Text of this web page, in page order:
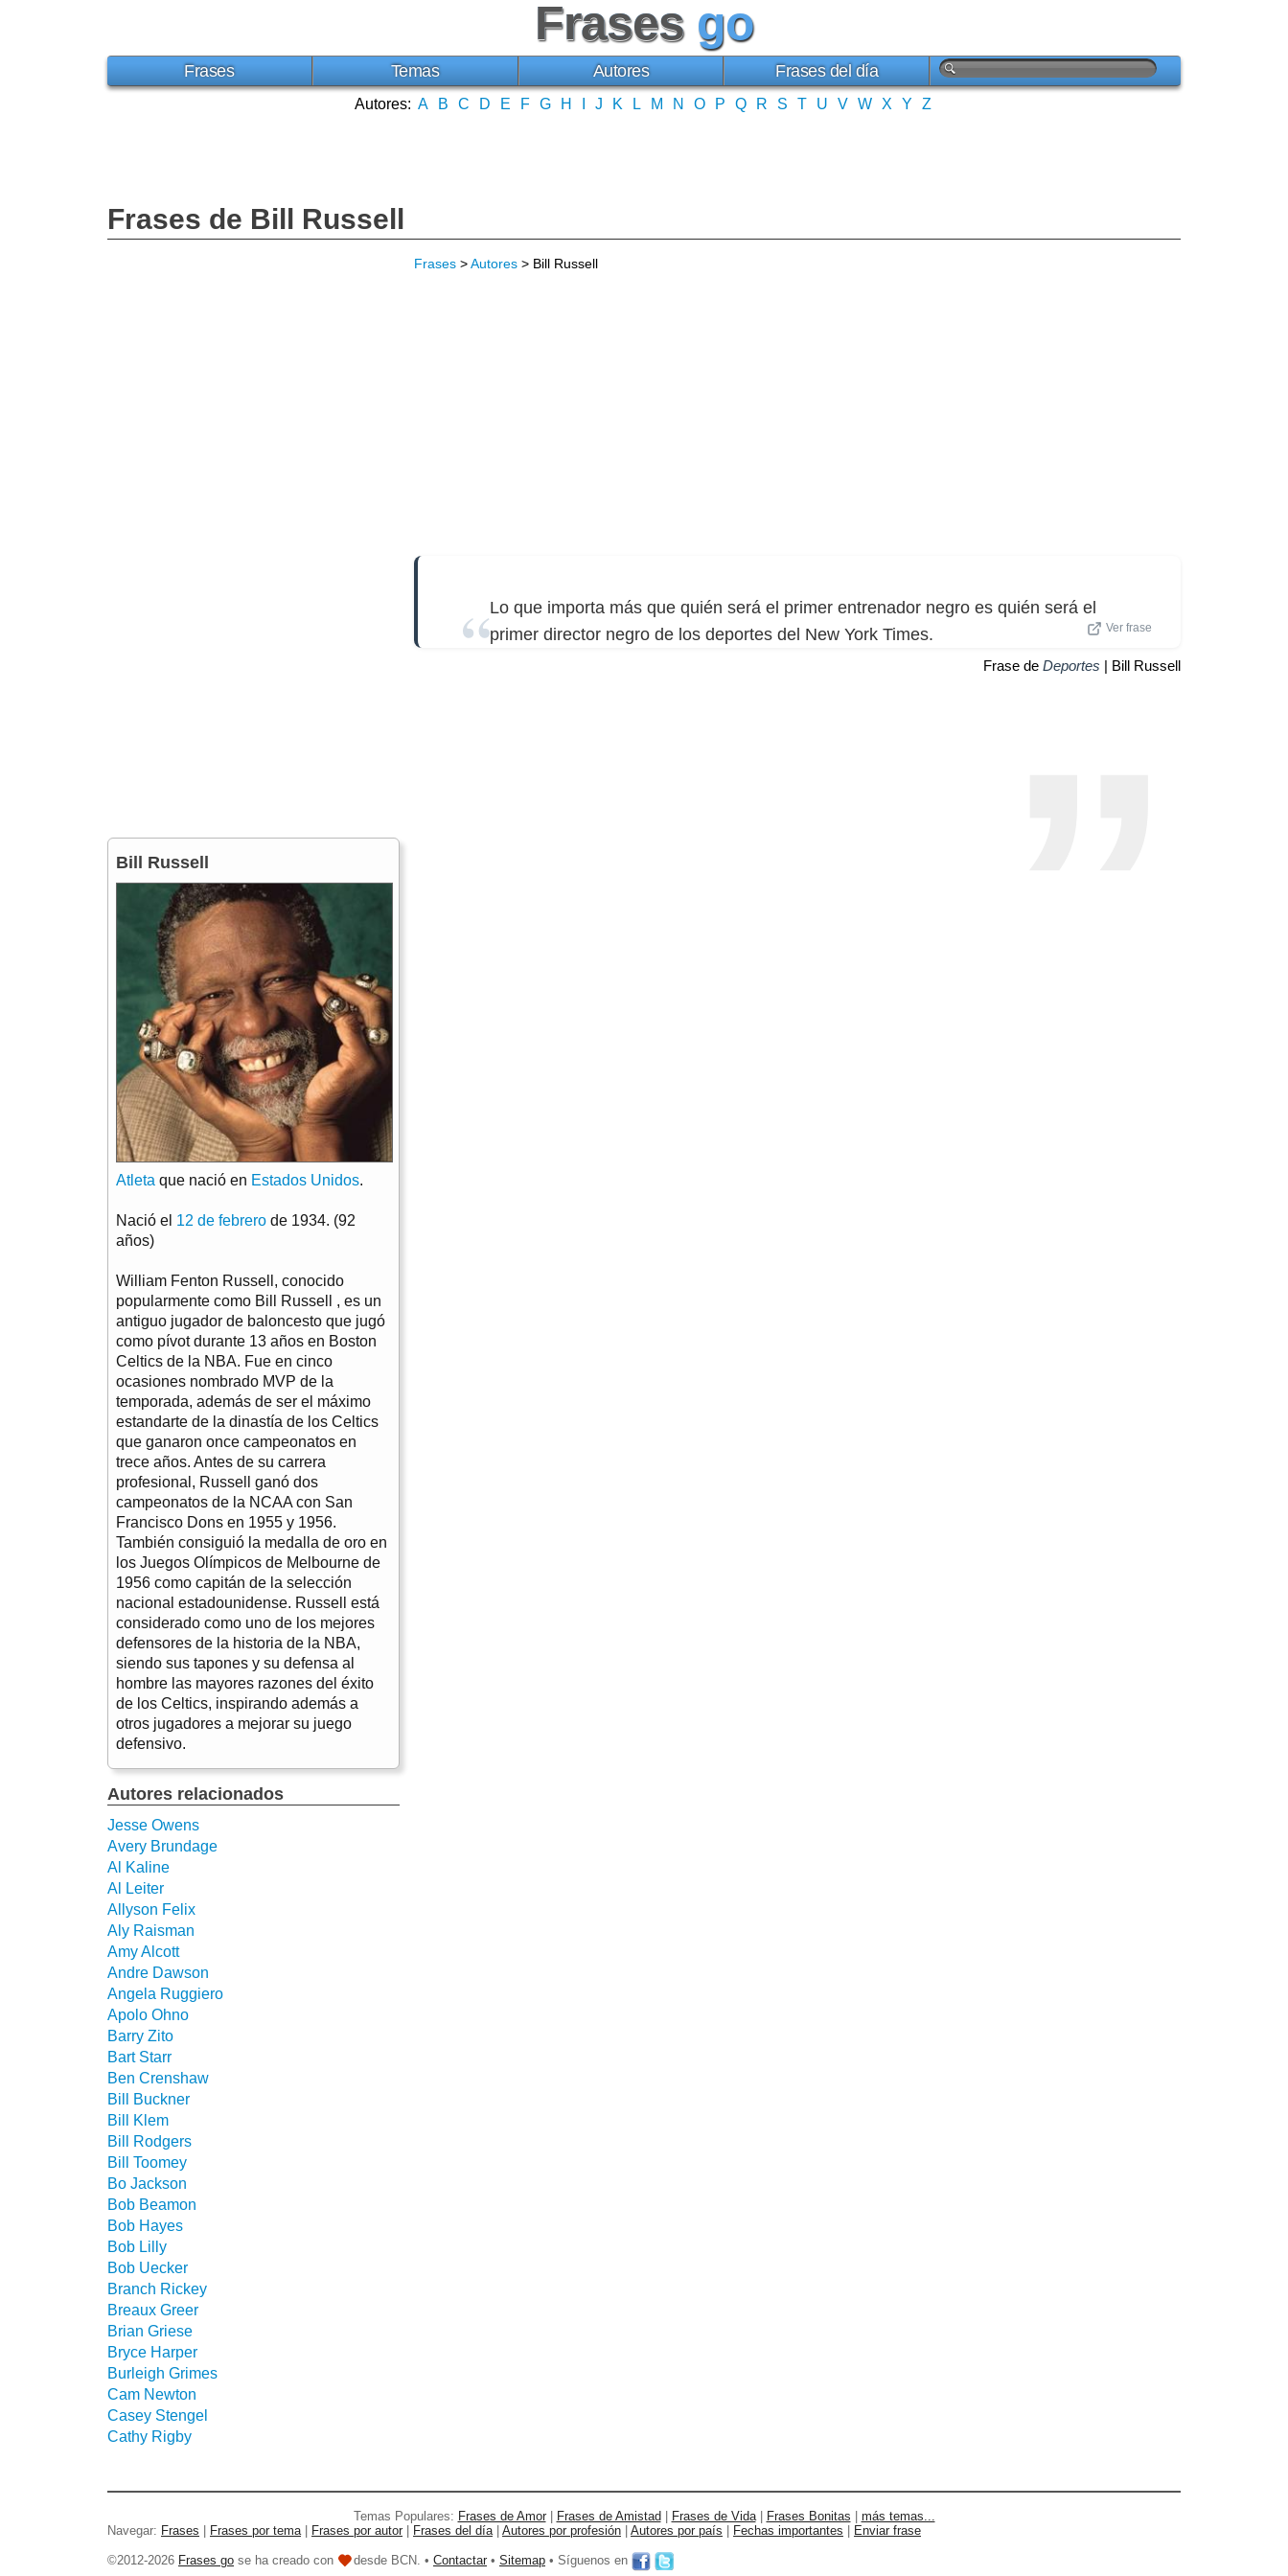
Frases go
Frases Temas Autores Frases del día
Autores: A B C D E F G H J K L M N O P Q R S T U V W X Y Z
Frases de Bill Russell
Frases >Autores > Bill Russell
Lo que importa más que quién será el primer entrenador negro es quién será el
primer director negro de los deportes del New York Times.
Ver frase
Frase de Deportes | Bill Russell
Bill Russell
Atleta que nació en Estados Unidos.
Nació el 12 de febrero de 1934. (92
años)
William Fenton Russell, conocido
popularmente como Bill Russell , es un
antiguo jugador de baloncesto que jugó
como pívot durante 13 años en Boston
Celtics de la NBA. Fue en cinco
ocasiones nombrado MVP de la
temporada, además de ser el máximo
estandarte de la dinastía de los Celtics
que ganaron once campeonatos en
trece años. Antes de su carrera
profesional, Russell ganó dos
campeonatos de la NCAA con San
Francisco Dons en 1955 y 1956.
También consiguió la medalla de oro en
los Juegos Olímpicos de Melbourne de
1956 como capitán de la selección
nacional estadounidense. Russell está
considerado como uno de los mejores
defensores de la historia de la NBA,
siendo sus tapones y su defensa al
hombre las mayores razones del éxito
de los Celtics, inspirando además a
otros jugadores a mejorar su juego
defensivo.
Autores relacionados
Jesse Owens
Avery Brundage
Al Kaline
Al Leiter
Allyson Felix
Aly Raisman
Amy Alcott
Andre Dawson
Angela Ruggiero
Apolo Ohno
Barry Zito
Bart Starr
Ben Crenshaw
Bill Buckner
Bill Klem
Bill Rodgers
Bill Toomey
Bo Jackson
Bob Beamon
Bob Hayes
Bob Lilly
Bob Uecker
Branch Rickey
Breaux Greer
Brian Griese
Bryce Harper
Burleigh Grimes
Cam Newton
Casey Stengel
Cathy Rigby
Temas Populares: Frases de Amor| Frases de Amistad Frases de Vida| Frases Bonitas
más temas...
Navegar: Frases Frases por tema Frases por autor Frases del día Autores por profesión Autores por país Fechas importantes Enviar frase
©2012-2026 Frases go se ha creado con desde BCN. • Contactar • Sitemap • Síguenos en